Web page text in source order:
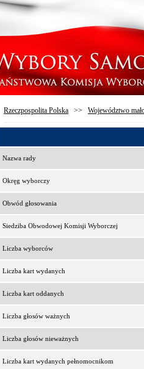
Rzeczpospolita Polska >> Województwo
Nazwa rady
Okręg wyborczy
Obwód głosowania
Siedziba Obwodowej Komisji Wyborczej
Liczba wyborców
Liczba kart wydanych
Liczba kart oddanych
Liczba głosów ważnych
Liczba głosów nieważnych
Liczba kart wydanych pełnomocnikom